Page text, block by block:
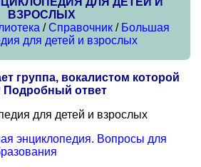
ВЗРОСЛЫХ
/Справочник / Большая
для детей и взрослых
группа, вокалистом которой
Подробный ответ
энциклопедия. Вопросы для